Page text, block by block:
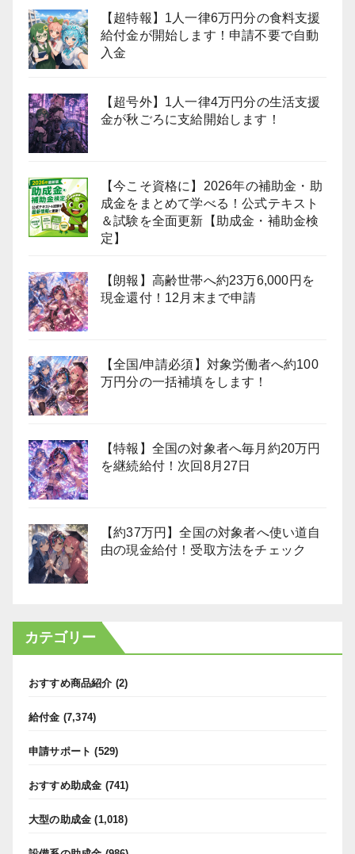
【超特報】1人一律6万円分の食料支援
給付金が開始します！申請不要で自動
入金
【超号外】1人一律4万円分の生活支援
金が秋ごろに支給開始します！
【今こそ資格に】2026年の補助金・助
成金をまとめて学べる！公式テキスト
＆試験を全面更新【助成金・補助金検
定】
【朗報】高齢世帯へ約23万6,000円を
現金還付！12月末まで申請
【全国/申請必須】対象労働者へ約100
万円分の一括補填をします！
【特報】全国の対象者へ毎月約20万円
を継続給付！次回8月27日
【約37万円】全国の対象者へ使い道自
由の現金給付！受取方法をチェック
カテゴリー
おすすめ商品紹介 (2)
給付金 (7,374)
申請サポート (529)
おすすめ助成金 (741)
大型の助成金 (1,018)